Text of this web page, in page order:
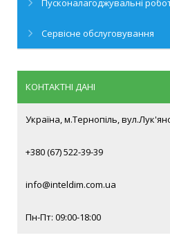
Пусконалагоджувальні
Сервісне обслуговування
КОНТАКТНІ ДАНІ
Україна, м.Тернопіль,
+380 (67) 522-39-39
info@inteldim.com.ua
Пн-Пт: 09:00-18:00